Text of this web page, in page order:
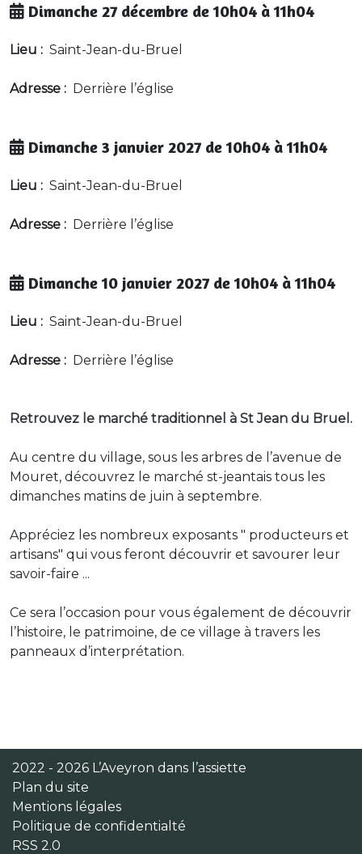
Dimanche 27 décembre de 10h04 à 11h04
Lieu : Saint-Jean-du-Bruel
Adresse : Derrière l’église
Dimanche 3 janvier 2027 de 10h04 à 11h04
Lieu : Saint-Jean-du-Bruel
Adresse : Derrière l’église
Dimanche 10 janvier 2027 de 10h04 à 11h04
Lieu : Saint-Jean-du-Bruel
Adresse : Derrière l’église
Retrouvez le marché traditionnel à St Jean du Bruel.
Au centre du village, sous les arbres de l’avenue de
Mouret, découvrez le marché st-jeantais tous les
dimanches matins de juin à septembre.
Appréciez les nombreux exposants " producteurs et
artisans" qui vous feront découvrir et savourer leur
savoir-faire ...
Ce sera l’occasion pour vous également de découvrir
l’histoire, le patrimoine, de ce village à travers les
panneaux d’interprétation.
2022 - 2026 L’Aveyron dans l’assiette
Plan du site
Mentions légales
Politique de confidentialté
RSS 2.0